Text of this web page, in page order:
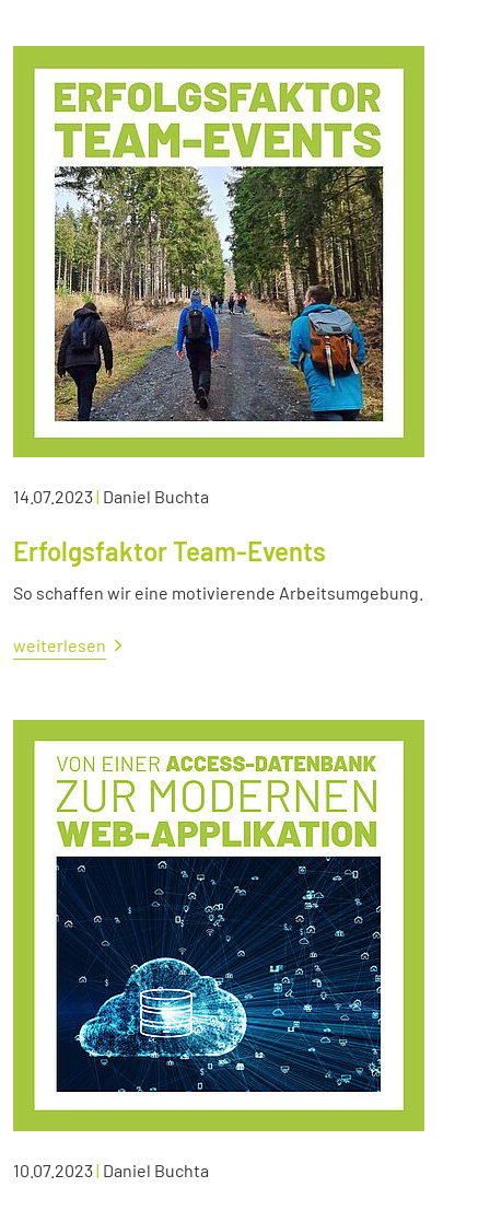
14.07.2023| Daniel Buchta
Erfolgsfaktor Team-Events
So schaffen wir eine motivierende Arbeitsumgebung.
weiterlesen
10.07.2023| Daniel Buchta